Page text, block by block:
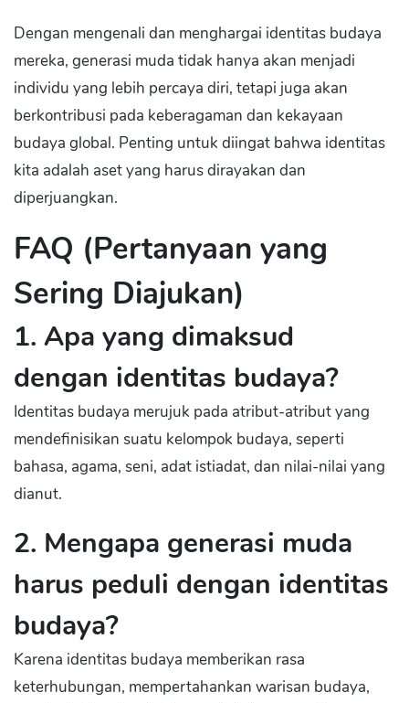
Dengan mengenali dan menghargai identitas budaya
mereka, generasi muda tidak hanya akan menjadi
individu yang lebih percaya diri, tetapi juga akan
berkontribusi pada keberagaman dan kekayaan
budaya global. Penting untuk diingat bahwa identitas
kita adalah aset yang harus dirayakan dan
diperjuangkan.
FAQ (Pertanyaan yang
Sering Diajukan)
1. Apa yang dimaksud
dengan identitas budaya?
Identitas budaya merujuk pada atribut-atribut yang
mendefinisikan suatu kelompok budaya, seperti
bahasa, agama, seni, adat istiadat, dan nilai-nilai yang
dianut.
2. Mengapa generasi muda
harus peduli dengan identitas
budaya?
Karena identitas budaya memberikan rasa
keterhubungan, mempertahankan warisan budaya,